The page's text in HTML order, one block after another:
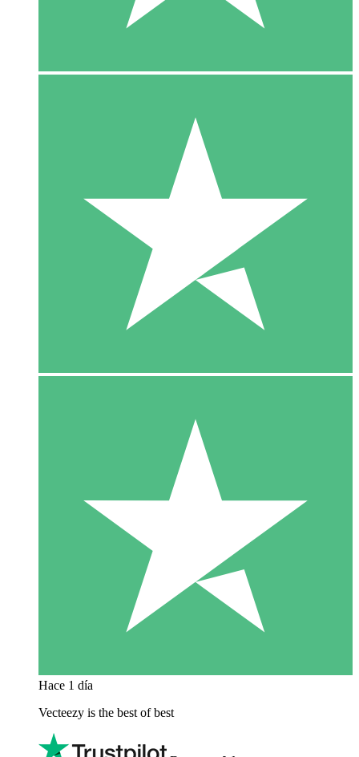
Hace 1 día
Vecteezy is the best of best